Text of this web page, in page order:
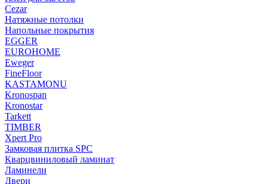
Cezar
Натяжные потолки
Напольные покрытия
EGGER
EUROHOME
Eweger
FineFloor
KASTAMONU
Kronospan
Kronostar
Tarkett
TIMBER
Xpert Pro
Замковая плитка SPC
Кварцвиниловый ламинат
Ламинели
Двери